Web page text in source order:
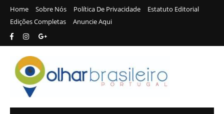
Home Sobre Nós Política De Privacidade
Estatuto Editorial
Edições Completas
Anuncie Aqui